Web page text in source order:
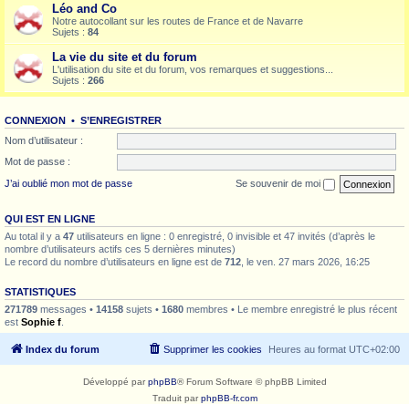
Léo and Co
Notre autocollant sur les routes de France et de Navarre
Sujets : 84
La vie du site et du forum
L'utilisation du site et du forum, vos remarques et suggestions...
Sujets : 266
CONNEXION • S’ENREGISTRER
Nom d’utilisateur :
Mot de passe :
J’ai oublié mon mot de passe
Se souvenir de moi
QUI EST EN LIGNE
Au total il y a 47 utilisateurs en ligne : 0 enregistré, 0 invisible et 47 invités (d’après le
nombre d’utilisateurs actifs ces 5 dernières minutes)
Le record du nombre d’utilisateurs en ligne est de 712 , le ven. 27 mars 2026, 16:25
STATISTIQUES
271789 messages • 14158 sujets • 1680 membres • Le membre enregistré le plus récent
est Sophie f
Index du forum Heures au format UTC+02:00
Supprimer les cookies
Développé parphpBB® Forum Software © phpBB Limited
Traduit parphpBB-fr.com